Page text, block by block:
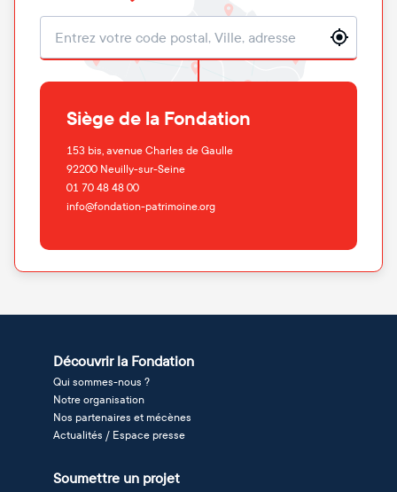
Localisation
Siège de la Fondation
153 bis, avenue Charles de Gaulle
92200 Neuilly-sur-Seine
01 70 48 48 00
info@fondation-patrimoine.org
Découvrir la Fondation
Qui sommes-nous ?
Notre organisation
Nos partenaires et mécènes
Actualités / Espace presse
Soumettre un projet